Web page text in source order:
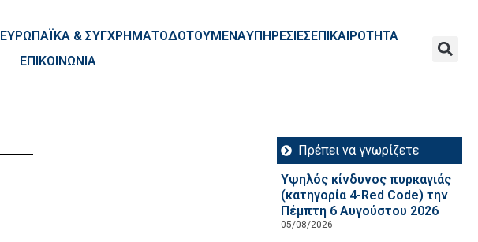
ΕΥΡΩΠΑΪΚΑ & ΣΥΓΧΡΗΜΑΤΟΔΟΤΟΥΜΕΝΑΥΠΗΡΕΣΙΕΣΕΠΙΚΑΙΡΟΤΗΤΑ
ΕΠΙΚΟΙΝΩΝΙΑ
Πρέπει να γνωρίζετε
Υψηλός κίνδυνος πυρκαγιάς
(κατηγορία 4-Red Code) την
Πέμπτη 6 Αυγούστου 2026
05/08/2026